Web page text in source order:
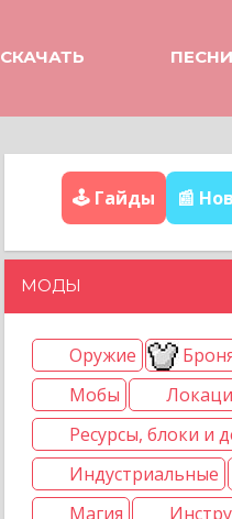
СКАЧАТЬ ПЕСНИ
🕹️ Гайды 📰
МОДЫ
Оружие
Мобы
Ресурсы, блоки и
Индустриальные
Магия